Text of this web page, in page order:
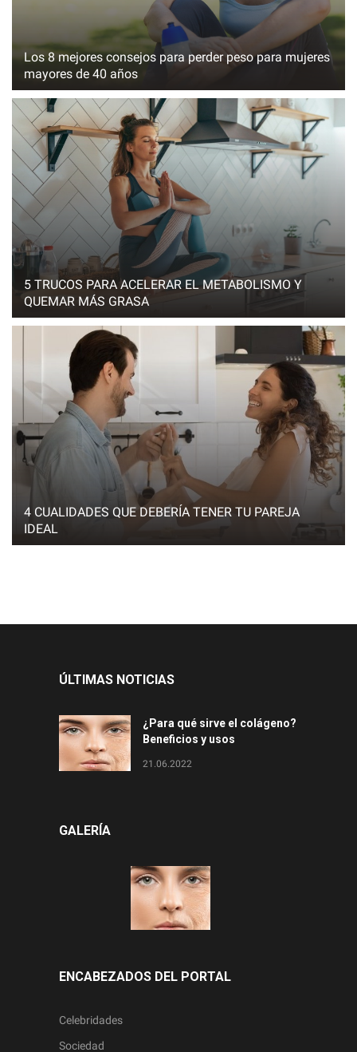
Los 8 mejores consejos para perder peso para mujeres
mayores de 40 años
5 TRUCOS PARA ACELERAR EL METABOLISMO Y
QUEMAR MÁS GRASA
4 CUALIDADES QUE DEBERÍA TENER TU PAREJA
IDEAL
ÚLTIMAS NOTICIAS
¿Para qué sirve el colágeno?
Beneficios y usos
21.06.2022
GALERÍA
ENCABEZADOS DEL PORTAL
Celebridades
Sociedad